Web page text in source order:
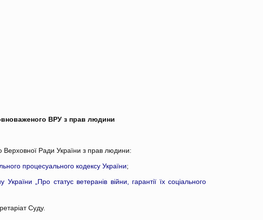
ВРУ з прав людини
Верховної Ради України з прав людини:
процесуального кодексу України;
„Про статус ветеранів війни, гарантії їх соціального
Суду.